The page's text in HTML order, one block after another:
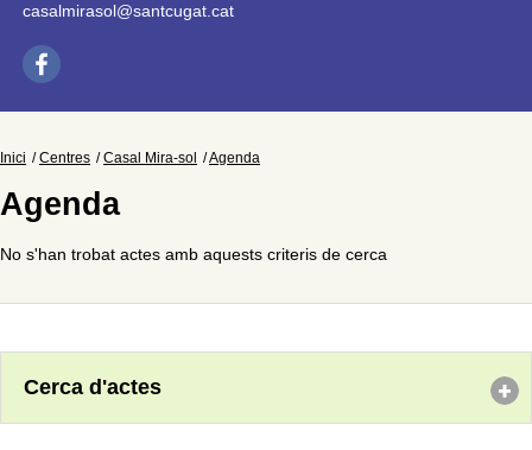
casalmirasol@santcugat.cat
Inici Centres Casal Mira-sol Agenda
Agenda
No s'han trobat actes amb aquests criteris de cerca
Cerca d'actes